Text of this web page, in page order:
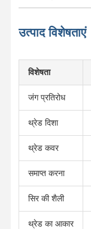
उत्पाद विशेषताएं
विशेषता
जंग प्रतिरोध
थ्रेड दिशा
थ्रेड कवर
समाप्त करना
सिर की शैली
थ्रेड का आकार